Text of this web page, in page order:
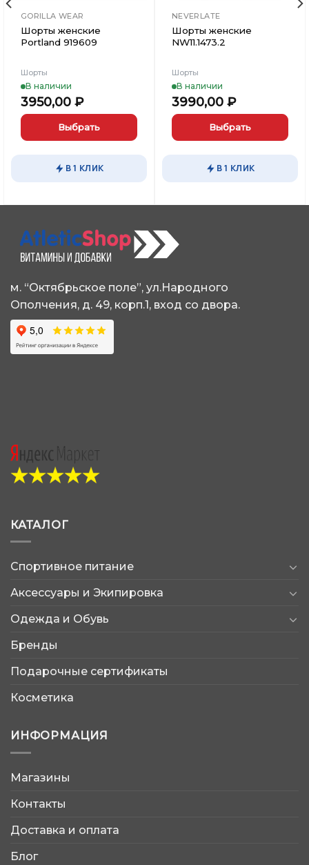
GORILLA WEAR
Шорты женские
Portland 919609
Шорты
В наличии
3950,00 ₽
Выбрать
вариаций.
можно
выбрать
на
товара.
В 1 КЛИК
NEVERLATE
Шорты женские
NW11.1473.2
Шорты
В наличии
3990,00 ₽
Выбрать
вариаций.
можно
выбрать
товара.
В 1 КЛИК
м. “Октябрьское поле”, ул.Народного
Ополчения, д. 49, корп.1, вход со двора.
КАТАЛОГ
Спортивное питание
Аксессуары и Экипировка
Одежда и Обувь
Бренды
Подарочные сертификаты
Косметика
ИНФОРМАЦИЯ
Магазины
Контакты
Доставка и оплата
Блог